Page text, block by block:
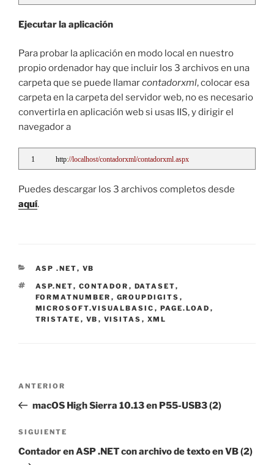
Ejecutar la aplicación
Para probar la aplicación en modo local en nuestro
propio ordenador hay que incluir los 3 archivos en una
carpeta que se puede llamarcontadorxml, colocar esa
carpeta en la carpeta del servidor web, no es necesario
convertirla en aplicación web si usas IIS, y dirigir el
navegador a
http://localhost/contadorxml/contadorxml.aspx
Puedes descargar los 3 archivos completos desde
aquí.
CATEGORÍAS
ASP .NET, VB
ETIQUETAS
ASP.NET, CONTADOR , DATASET,
FORMATNUMBER , GROUPDIGITS ,
MICROSOFT.VISUALBASIC , PAGE.LOAD ,
TRISTATE , VB , VISITAS , XML
entradas
Entrada
anterior:
ANTERIOR
macOS High Sierra 10.13 en P55-USB3 (2)
Siguiente
entrada
SIGUIENTE
Contador en ASP .NET con archivo de texto en VB (2)